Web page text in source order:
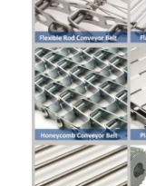
Bande
Plat de chaîne
Mesh Belt
Chaîne Mesh
Ceinture en